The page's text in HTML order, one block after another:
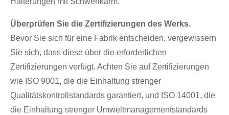
Überprüfen Sie die Zertifizierungen des Werks.
Bevor Sie sich für eine Fabrik entscheiden, vergewissern
Sie sich, dass diese über die erforderlichen
Zertifizierungen verfügt. Achten Sie auf Zertifizierungen
wie ISO 9001, die die Einhaltung strenger
Qualitätskontrollstandards garantiert, und ISO 14001, die
die Einhaltung strenger Umweltmanagementstandards